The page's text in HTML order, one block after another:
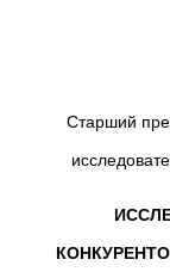
Старший